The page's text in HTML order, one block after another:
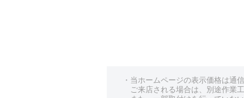
カ行
・当ホームページの表示価格は通
ご来店される場合は、別途作業